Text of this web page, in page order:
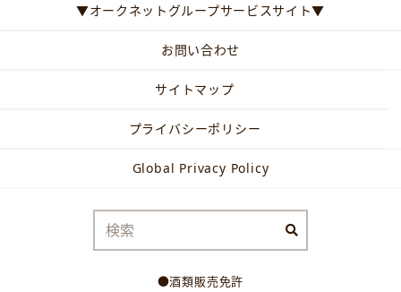
▼オークネットグループサービスサイト▼
お問い合わせ
サイトマップ
プライバシーポリシー
Global Privacy Policy
●酒類販売免許